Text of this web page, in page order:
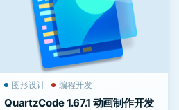
图形设计 编程开发
QuartzCode 1.67.1 动画制作开发